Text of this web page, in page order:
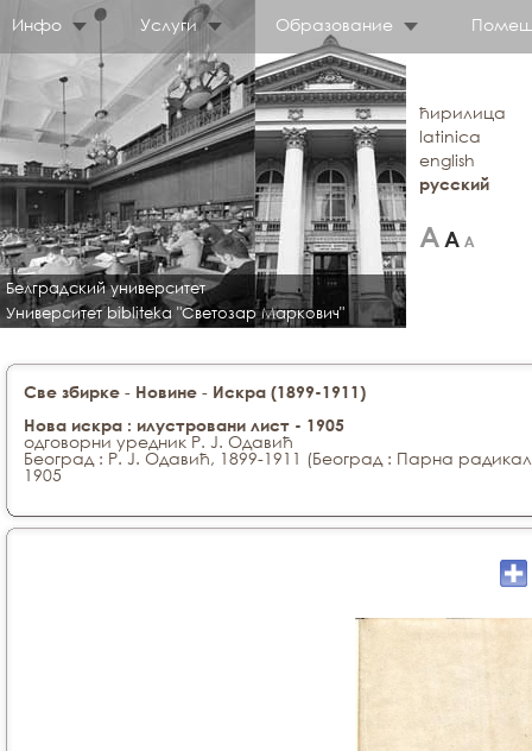
Инфо Услуги Образование
Белградский университет
Университет bibliteka "Светозар Маркович"
ћирилица
latinica
english
русский
Све збирке - Новине - Искра (1899-1911)
Нова искра : илустровани лист - 1905
одговорни уредник Р. Ј. Одавић
Београд : Р. Ј. Одавић, 1899-1911 (Београд : Парна
1905